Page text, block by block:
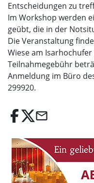
Entscheidungen zu
Im Workshop werden
geübt, die in der
Die Veranstaltung
Wiese am
Teilnahmegebühr
Anmeldung im Büro
299920.
email